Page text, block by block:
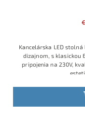
Kancelárska LED stolná
dizajnom, s klasickou
pripojenia na 230V,